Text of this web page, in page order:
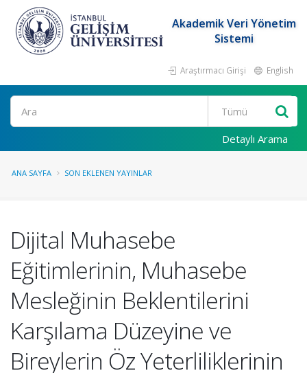
Akademik Veri Yönetim
Sistemi
Araştırmacı Girişi English
Ara
Detaylı Arama
ANA SAYFA SON EKLENEN YAYINLAR
Dijital Muhasebe
Eğitimlerinin, Muhasebe
Mesleğinin Beklentilerini
Karşılama Düzeyine ve
Bireylerin Öz Yeterliliklerinin